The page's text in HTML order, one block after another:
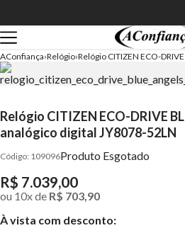
AConfiança Relógio Relógio CITIZEN ECO-DRIVE
Relógio CITIZEN ECO-DRIVE
analógico digital JY8078-52LN
109096Produto Esgotado
R$ 7.039,00
ou 10xde R$ 703,90
À vista com desconto: